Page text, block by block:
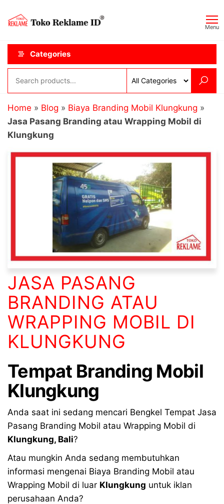
content
ID
Menu
Categories
Home » Blog » Biaya Branding Mobil Klungkung »
Jasa Pasang Branding atau Wrapping Mobil di
Klungkung
JASA PASANG
BRANDING ATAU
WRAPPING MOBIL DI
KLUNGKUNG
Tempat Branding Mobil
Klungkung
Anda saat ini sedang mencari Bengkel Tempat Jasa
Pasang Branding Mobil atau Wrapping Mobil di
Klungkung, Bali?
Atau mungkin Anda sedang membutuhkan
informasi mengenai Biaya Branding Mobil atau
Wrapping Mobil di luar Klungkung untuk iklan
perusahaan Anda?